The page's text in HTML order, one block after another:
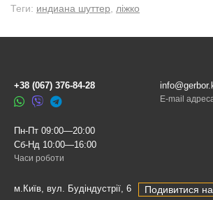
Теги: индиана шуттер, ліжко
+38 (067) 376-84-28
E-mail
Пн-Пт 09:00—20:00
Сб-Нд 10:00—16:00
Часи роботи
м.Київ, вул. Будіндустрії, 6 Подивитися на